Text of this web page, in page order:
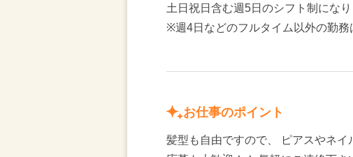
土日祝日含む週5日のシフト制になり
※週4日などのフルタイム以外の勤務
お仕事のポイント
髪型も自由ですので、 ピアスやネ